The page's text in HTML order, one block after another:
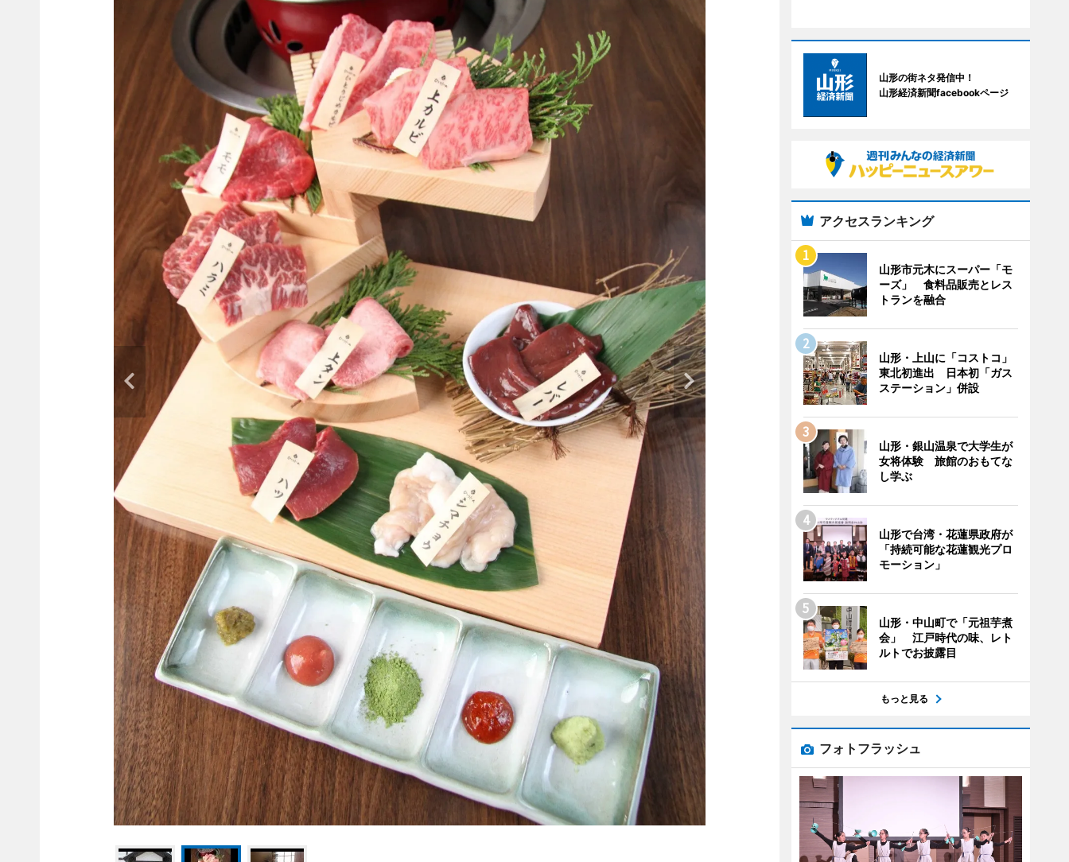
山形の街ネタ発信中！
山形経済新聞facebookページ
アクセスランキング
山形市元木にスーパー「モ
ーズ」 食料品販売とレス
トランを融合
山形・上山に「コストコ」
東北初進出 日本初「ガス
ステーション」併設
山形・銀山温泉で大学生が
女将体験 旅館のおもてな
し学ぶ
山形で台湾・花蓮県政府が
「持続可能な花蓮観光プロ
モーション」
山形・中山町で「元祖芋煮
会」 江戸時代の味、レト
ルトでお披露目
もっと見る
フォトフラッシュ